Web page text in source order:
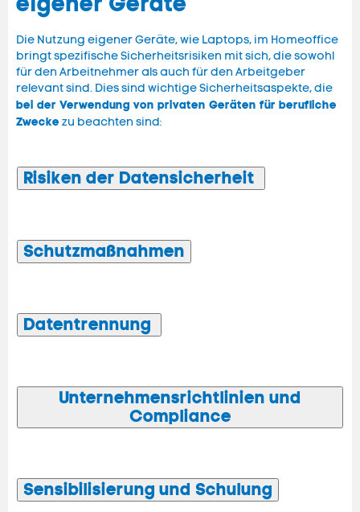
Die Nutzung eigener Geräte, wie Laptops, im Homeoffice
bringt spezifische Sicherheitsrisiken mit sich, die sowohl
für den Arbeitnehmer als auch für den Arbeitgeber
relevant sind. Dies sind wichtige Sicherheitsaspekte, die
bei der Verwendung von privaten Geräten für berufliche
Zwecke zu beachten sind:
Risiken der Datensicherheit
Schutzmaßnahmen
Datentrennung
Unternehmensrichtlinien und
Compliance
Sensibilisierung und Schulung